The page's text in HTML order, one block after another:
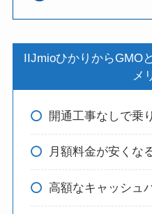
IIJmioひかりからGMO
メ
開通工事なしで乗
月額料金が安くな
高額なキャッシュ